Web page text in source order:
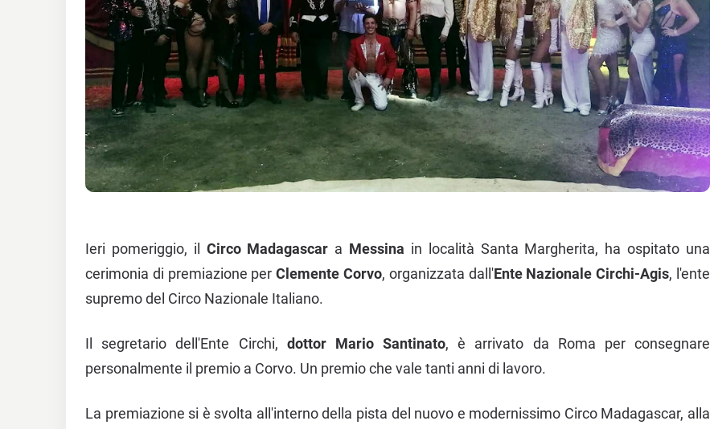
Ieri pomeriggio, il Circo Madagascar a Messina in località Santa Margherita, ha ospitato una
cerimonia di premiazione perClemente Corvo, organizzata dall'Ente Nazionale Circhi-Agis, l'ente
supremo del Circo Nazionale Italiano.
Il segretario dell'Ente Circhi, dottor Mario Santinato, è arrivato da Roma per consegnare
personalmente il premio a Corvo. Un premio che vale tanti anni di lavoro.
La premiazione si è svolta all'interno della pista del nuovo e modernissimo Circo Madagascar, alla